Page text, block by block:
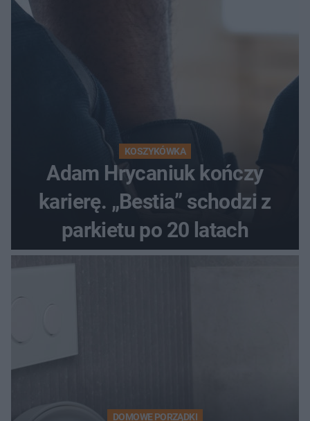
KOSZYKÓWKA
Adam Hrycaniuk kończy
karierę. „Bestia” schodzi z
parkietu po 20 latach
DOMOWE PORZĄDKI